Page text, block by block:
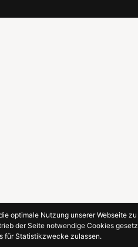
optimale Nutzung unserer Webseite zu
der Seite notwendige Cookies
für Statistikzwecke zulassen.